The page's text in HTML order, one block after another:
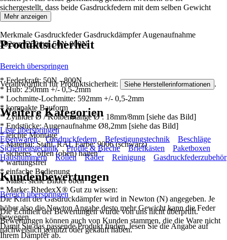
sichergestellt, dass beide Gasdruckfedern mit dem selben Gewicht
belastet werden.
Merkmale Gasdruckfeder Gasdruckdämpfer Augenaufnahme
592mm/250mm 50N-800N:
* Federkraft: 50N - 800N
* Hub: 250mm +/- 0,5-2mm
* Lochmitte-Lochmitte: 592mm +/- 0,5-2mm
* kompakte Bauform
* Zylinder Ø / Kolbenstange Ø : 18mm/8mm [siehe das Bild]
* Endstücke: Augenaufnahme Ø8,2mm [siehe das Bild]
* leichte Montage
* Material: Stahl, RAL Farbe: 9006 (schwarz)
* sicheres “offen (oben) halten”
* wartungsfrei
* einfache Bedienung
* Maße: siehe Bilder oben
* Marke: RhedexX® Gut zu wissen:
Die Kraft der Gasdruckdämpfer wird in Newton (N) angegeben. Je
höher also die Newton Angabe desto mehr Gewicht kann die Feder
bewegen.
Damit Sie das passende Produkt finden, lesen Sie die Angabe auf
Ihrem Dämpfer ab.
Mehr anzeigen
Produktsicherheit
Bereich überspringen
Verantwortlich für Produktsicherheit: Siehe Herstellerinformationen .
Weitere Kategorien
Liste überspringen
Eisenwaren
Gasdruckfedern Befestigungstechnik
Beschläge
Sicherheitstechnik
Profile & Bleche Briefkästen
Paketboxen
Hausnummern
Rollen Räder Reinigung Gasdruckfederzubehör
Kundenbewertungen
Bereich überspringen
Die Echtheit der Bewertungen wurde von uns nicht überprüft.
Bewertungen können auch von Kunden stammen, die die Ware nicht
nachweislich genutzt oder gekauft haben.